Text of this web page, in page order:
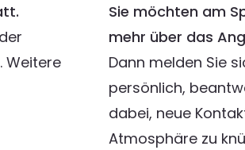
Weitere
Sie möchten am
mehr über das
Dann melden Sie
persönlich,
dabei, neue
Atmosphäre zu